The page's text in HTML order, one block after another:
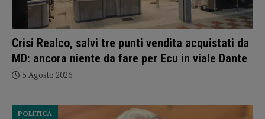
Crisi Realco, salvi tre punti vendita acquistati da
MD: ancora niente da fare per Ecu in viale Dante
5 Agosto 2026
POLITICA